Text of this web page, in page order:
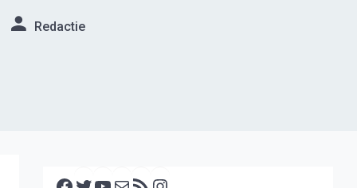
Redactie
Facebook Twitter YouTube E-mail RSS feed